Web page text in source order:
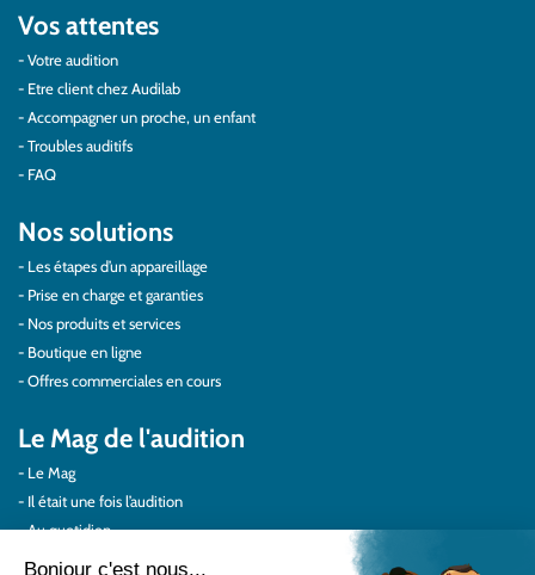
Vos attentes
Votre audition
Etre client chez Audilab
Accompagner un proche, un enfant
Troubles auditifs
FAQ
Nos solutions
Les étapes d’un appareillage
Prise en charge et garanties
Nos produits et services
Boutique en ligne
Offres commerciales en cours
Le Mag de l'audition
Le Mag
Il était une fois l’audition
Au quotidien
Protéger vos oreilles